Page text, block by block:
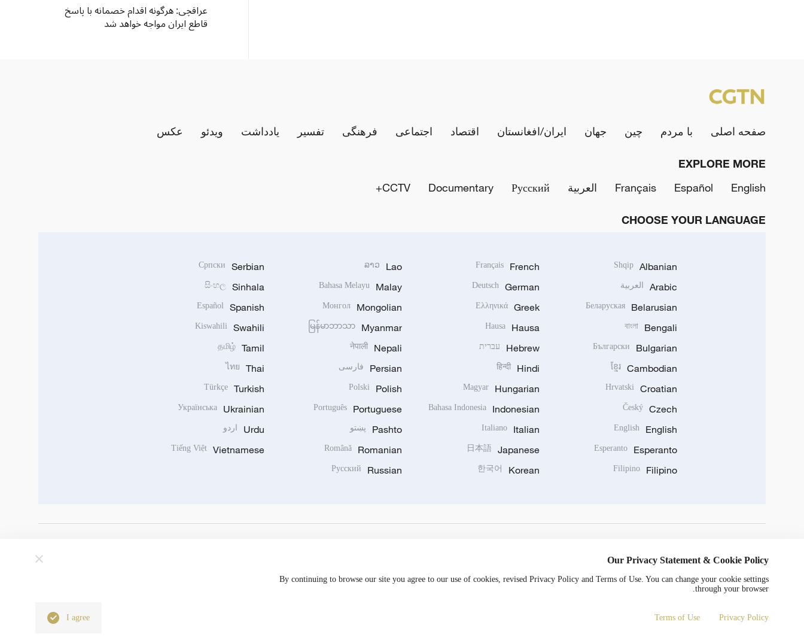
عراقچی: هرگونه اقدام خصمانه با پاسخ
قاطع ایران مواجه خواهد شد
صفحه اصلی با مردم چین جهان ایران/افغانستان اقتصاد اجتماعی فرهنگی تفسیر یادداشت ویدئو عکس
EXPLORE MORE
English
Español
Français العربية Русский
Documentary
CCTV+
CHOOSE YOUR LANGUAGE
Albanian
Shqip
Arabic العربية
Belarusian
Беларуская
Bengali
বাংলা
Bulgarian
Български
Cambodian
ខ្មែរ
Croatian
Hrvatski
Czech
Český
English
English
Esperanto
Esperanto
Filipino
Filipino
French
Français
German
Deutsch
Greek
Ελληνικά
Hausa
Hausa
Hebrew עברית
Hindi
हिन्दी
Hungarian
Magyar
Indonesian
Bahasa Indonesia
Italian
Italiano
Japanese
日本語
Korean
한국어
Lao
ລາວ
Malay
Bahasa Melayu
Mongolian
Монгол
Myanmar
မြန်မာဘာသာ
Nepali
नेपाली
Persian فارسی
Polish
Polski
Portuguese
Português
Pashto پښتو
Romanian
Română
Russian
Русский
Serbian
Српски
Sinhala
සිංහල
Spanish
Español
Swahili
Kiswahili
Tamil
தமிழ்
Thai
ไทย
Turkish
Türkçe
Ukrainian
Українська
Urdu اردو
Vietnamese
Tiếng Việt
Copyright © 2024 CGTN.
京ICP备20000184号
Our Privacy Statement & Cookie Policy
By continuing to browse our site you agree to our use of cookies, revised Privacy Policy and Terms of Use. You can change your cookie settings
through your browser.
Privacy Policy
Terms of Use
I agree